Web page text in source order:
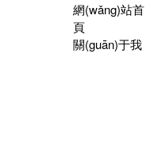
網(wǎng)站首
頁
關(guān)于我